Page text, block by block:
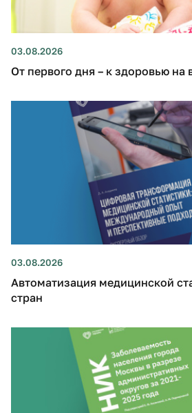
03.08.2026
От первого дня – к здоровью на
03.08.2026
Автоматизация медицинской
стран